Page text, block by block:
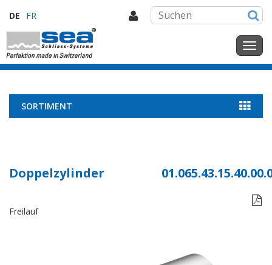
DE FR
SORTIMENT
Doppelzylinder

Freilauf